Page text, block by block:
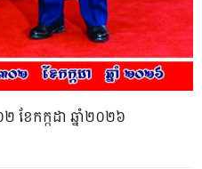
ខែកក្កដា ឆ្នាំ២០២៦